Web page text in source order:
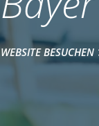
WEBSITE BESUCHEN